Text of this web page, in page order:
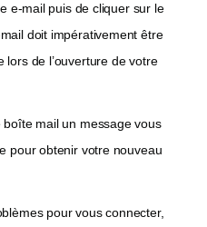
e-mail puis de cliquer sur le
doit impérativement être
de l’ouverture de votre
mail un message vous
pour obtenir votre nouveau
pour vous connecter,